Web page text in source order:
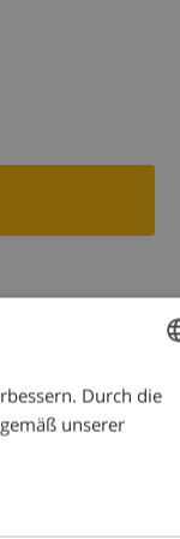
GERMAN
DUTCH
Durch die
unserer